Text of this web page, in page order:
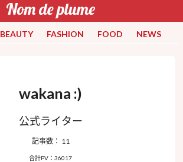
BEAUTY FASHION FOOD NEWS
wakana :)
公式ライター
記事数： 11
合計PV：36017